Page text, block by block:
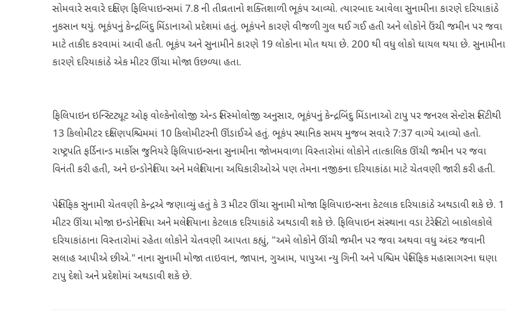
સોમવારે સવારે દક્ષિણ ફિલિપાઇન્સમાં 7.8 ની તીવ્રતાનો શક્તિશાળી ભૂકંપ આવ્યો. ત્યારબાદ આવેલા સુનામીના કારણે દરિયાકાંઠે
નુકસાન થયું. ભૂકંપનું કેન્દ્રબિંદુ મિંડાનાઓ પ્રદેશમાં હતું. ભૂકંપને કારણે વીજળી ગુલ થઈ ગઈ હતી અને લોકોને ઉંચી જમીન પર જવા
માટે તાકીદ કરવામાં આવી હતી. ભૂકંપ અને સુનામીને કારણે 19 લોકોના મોત થયા છે. 200 થી વધુ લોકો ઘાયલ થયા છે. સુનામીના
કારણે દરિયાકાંઠે એક મીટર ઊંચા મોજા ઉછળ્યા હતા.
ફિલિપાઇન ઇન્સ્ટિટ્યૂટ ઓફ વોલ્કેનોલોજી એન્ડ સિસ્મોલોજી અનુસાર, ભૂકંપનું કેન્દ્રબિંદુ મિંડાનાઓ ટાપુ પર જનરલ સેન્ટોસ સિટીથી
13 કિલોમીટર દક્ષિણપશ્ચિમમાં 10 કિલોમીટરની ઊંડાઈએ હતું. ભૂકંપ સ્થાનિક સમય મુજબ સવારે 7:37 વાગ્યે આવ્યો હતો.
રાષ્ટ્રપતિ ફર્ડિનાન્ડ માર્કોસ જુનિયરે ફિલિપાઇન્સના સુનામીના જોખમવાળા વિસ્તારોમાં લોકોને તાત્કાલિક ઊંચી જમીન પર જવા
વિનંતી કરી હતી, અને ઇન્ડોનેશિયા અને મલેશિયાના અધિકારીઓએ પણ તેમના નજીકના દરિયાકાંઠા માટે ચેતવણી જારી કરી હતી.
પેસિફિક સુનામી ચેતવણી કેન્દ્રએ જણાવ્યું હતું કે 3 મીટર ઊંચા સુનામી મોજા ફિલિપાઇન્સના કેટલાક દરિયાકાંઠે અથડાવી શકે છે. 1
મીટર ઊંચા મોજા ઇન્ડોનેશિયા અને મલેશિયાના કેટલાક દરિયાકાંઠે અથડાવી શકે છે. ફિલિપાઇન સંસ્થાના વડા ટેરેસિટો બાકોલકોલે
દરિયાકાંઠાના વિસ્તારોમાં રહેતા લોકોને ચેતવણી આપતા કહ્યું, "અમે લોકોને ઊંચી જમીન પર જવા અથવા વધુ અંદર જવાની
સલાહ આપીએ છીએ." નાના સુનામી મોજા તાઇવાન, જાપાન, ગુઆમ, પાપુઆ ન્યુ ગિની અને પશ્ચિમ પેસિફિક મહાસાગરના ઘણા
ટાપુ દેશો અને પ્રદેશોમાં અથડાવી શકે છે.